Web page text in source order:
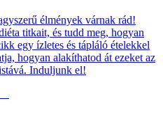
élmények várnak rád!
titkait, és tudd meg, hogyan
egy ízletes és tápláló ételekkel
hogyan alakíthatod át ezeket az
Induljunk el!